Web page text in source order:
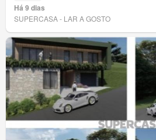
Há 9 dias
SUPERCASA - LAR A GOSTO